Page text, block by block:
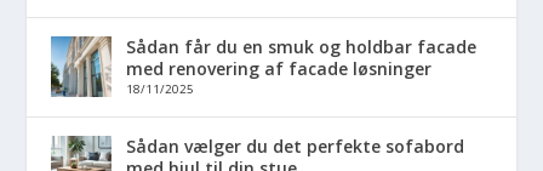
Sådan får du en smuk og holdbar facade
med renovering af facade løsninger
18/11/2025
Sådan vælger du det perfekte sofabord